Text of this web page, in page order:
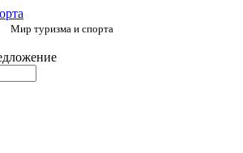
Мир туризма и спорта